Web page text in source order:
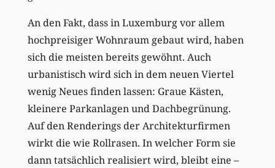
An den Fakt, dass in Luxemburg vor allem
hochpreisiger Wohnraum gebaut wird, haben
sich die meisten bereits gewöhnt. Auch
urbanistisch wird sich in dem neuen Viertel
wenig Neues finden lassen: Graue Kästen,
kleinere Parkanlagen und Dachbegrünung.
Auf den Renderings der Architekturfirmen
wirkt die wie Rollrasen. In welcher Form sie
dann tatsächlich realisiert wird, bleibt eine –